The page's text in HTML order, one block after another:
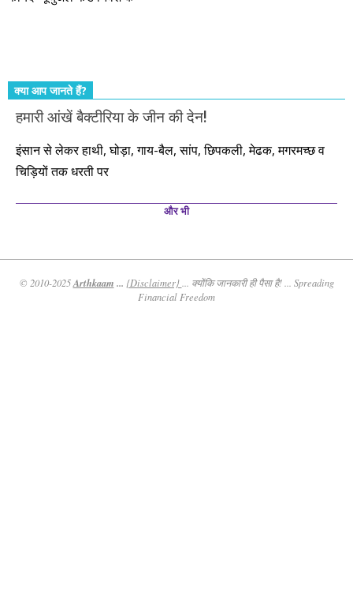
क्या आप जानते हैं?
हमारी आंखें बैक्टीरिया के जीन की देन!
इंसान से लेकर हाथी, घोड़ा, गाय-बैल, सांप, छिपकली, मेढक, मगरमच्छ व
चिड़ियों तक धरती पर
और भी
© 2010-2025Arthkaam ... {Disclaimer}
... क्योंकि जानकारी ही पैसा है! ... Spreading
Financial Freedom